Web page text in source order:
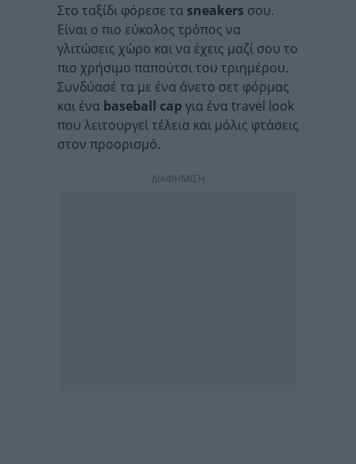
Στο ταξίδι φόρεσε τα sneakers σου.
Είναι ο πιο εύκολος τρόπος να
γλιτώσεις χώρο και να έχεις μαζί σου το
πιο χρήσιμο παπούτσι του τριημέρου.
Συνδύασέ τα με ένα άνετο σετ φόρμας
και ένα baseball capγια ένα travel look
που λειτουργεί τέλεια και μόλις φτάσεις
στον προορισμό.
ΔΙΑΦΗΜΙΣΗ